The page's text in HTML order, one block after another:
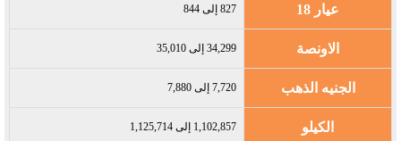
عيار 18 827 إلى 844
الاونصة 34,299 إلى 35,010
الجنيه الذهب 7,720 إلى 7,880
الكيلو 1,102,857 إلى 1,125,714